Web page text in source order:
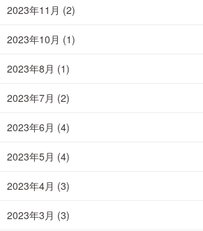
2023年11月 (2)
2023年10月 (1)
2023年8月 (1)
2023年7月 (2)
2023年6月 (4)
2023年5月 (4)
2023年4月 (3)
2023年3月 (3)